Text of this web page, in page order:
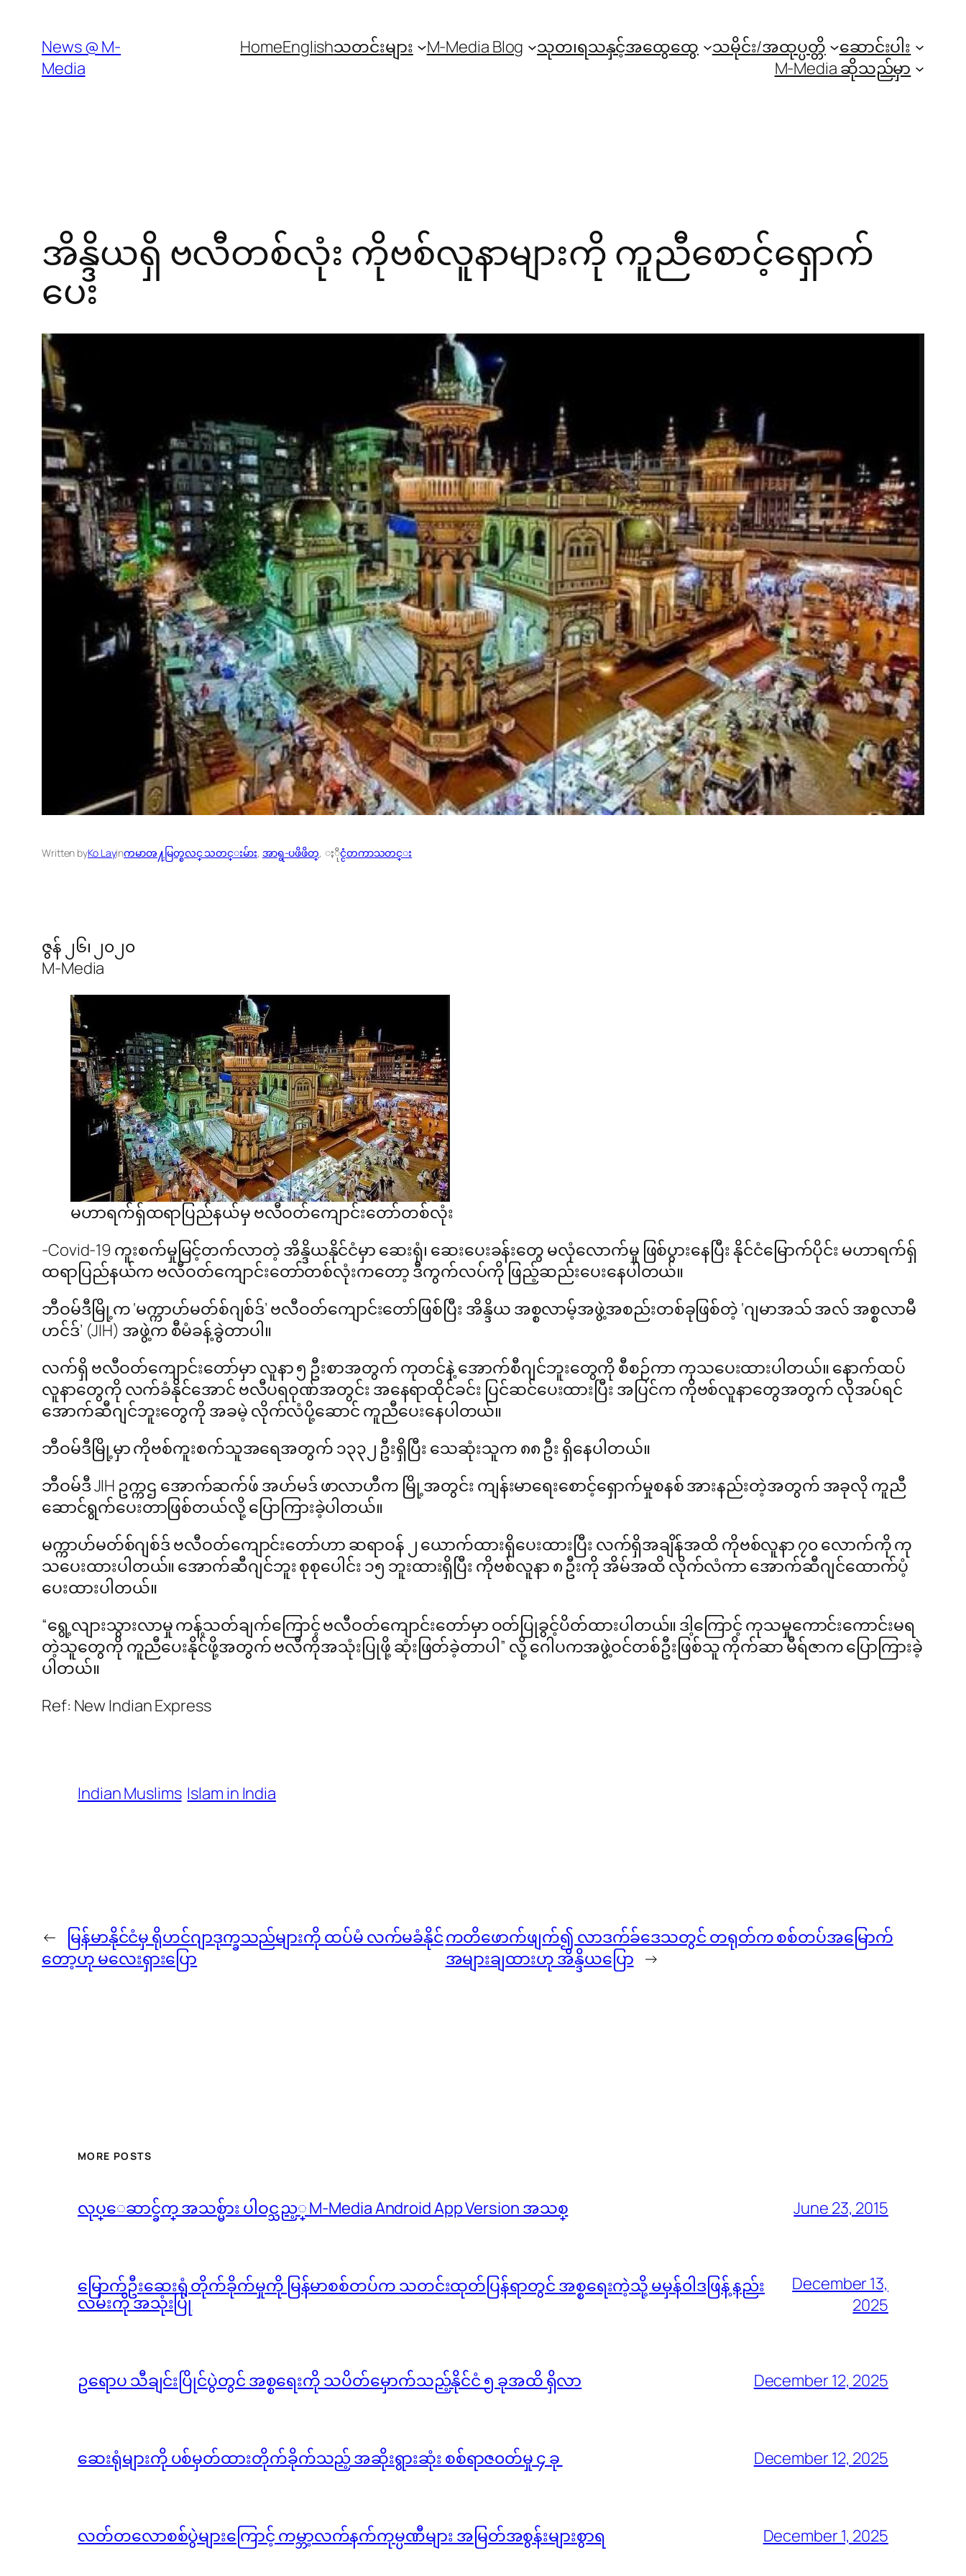
content
News @ M-
Media
HomeEnglishသတင်းများ M-Media Blog သုတ၊ရသနှင့်အထွေထွေ သမိုင်း/အထုပ္ပတ္တိ
ဆောင်းပါး
M-Media ဆိုသည်မှာ
အိန္ဒိယရှိ ဗလီတစ်လုံး ကိုဗစ်လူနာများကို ကူညီစောင့်ရှောက်
ပေး
Written byKo Layinကမာၻ႔မြတ္စလင္ သတင္းမ်ား, အာရွ-ပဖိဖိတ္, ႏိုင္ငံတကာသတင္း
ဇွန် ၂၆၊ ၂၀၂၀
M-Media
မဟာရက်ရှ်ထရာပြည်နယ်မှ ဗလီဝတ်ကျောင်းတော်တစ်လုံး
-Covid-19 ကူးစက်မှုမြင့်တက်လာတဲ့ အိန္ဒိယနိုင်ငံမှာ ဆေးရုံ၊ ဆေးပေးခန်းတွေ မလုံလောက်မှု ဖြစ်ပွားနေပြီး နိုင်ငံမြောက်ပိုင်း မဟာရက်ရှ်
ထရာပြည်နယ်က ဗလီဝတ်ကျောင်းတော်တစ်လုံးကတော့ ဒီကွက်လပ်ကို ဖြည့်ဆည်းပေးနေပါတယ်။
ဘီဝမ်ဒီမြို့က ‘မက္ကာဟ်မတ်စ်ဂျစ်ဒ်’ ဗလီဝတ်ကျောင်းတော်ဖြစ်ပြီး အိန္ဒိယ အစ္စလာမ့်အဖွဲ့အစည်းတစ်ခုဖြစ်တဲ့ ‘ဂျမာအသ် အလ် အစ္စလာမီ
ဟင်ဒ်’ (JIH) အဖွဲ့က စီမံခန့်ခွဲတာပါ။
လက်ရှိ ဗလီဝတ်ကျောင်းတော်မှာ လူနာ ၅ ဦးစာအတွက် ကုတင်နဲ့ အောက်စီဂျင်ဘူးတွေကို စီစဉ်ကာ ကုသပေးထားပါတယ်။ နောက်ထပ်
လူနာတွေကို လက်ခံနိုင်အောင် ဗလီပရဝုဏ်အတွင်း အနေရာထိုင်ခင်း ပြင်ဆင်ပေးထားပြီး အပြင်က ကိုဗစ်လူနာတွေအတွက် လိုအပ်ရင်
အောက်ဆီဂျင်ဘူးတွေကို အခမဲ့ လိုက်လံပို့ဆောင် ကူညီပေးနေပါတယ်။
ဘီဝမ်ဒီမြို့မှာ ကိုဗစ်ကူးစက်သူအရေအတွက် ၁၃၃၂ ဦးရှိပြီး သေဆုံးသူက ၈၈ ဦး ရှိနေပါတယ်။
ဘီဝမ်ဒီ JIH ဥက္ကဌ အောက်ဆက်ဖ် အဟ်မဒ် ဖာလာဟီက မြို့အတွင်း ကျန်းမာရေးစောင့်ရှောက်မှုစနစ် အားနည်းတဲ့အတွက် အခုလို ကူညီ
ဆောင်ရွက်ပေးတာဖြစ်တယ်လို့ ပြောကြားခဲ့ပါတယ်။
မက္ကာဟ်မတ်စ်ဂျစ်ဒ် ဗလီဝတ်ကျောင်းတော်ဟာ ဆရာဝန် ၂ ယောက်ထားရှိပေးထားပြီး လက်ရှိအချိန်အထိ ကိုဗစ်လူနာ ၇၀ လောက်ကို ကု
သပေးထားပါတယ်။ အောက်ဆီဂျင်ဘူး စုစုပေါင်း ၁၅ ဘူးထားရှိပြီး ကိုဗစ်လူနာ ၈ ဦးကို အိမ်အထိ လိုက်လံကာ အောက်ဆီဂျင်ထောက်ပံ့
ပေးထားပါတယ်။
“ရွေ့လျားသွားလာမှု ကန့်သတ်ချက်ကြောင့် ဗလီဝတ်ကျောင်းတော်မှာ ဝတ်ပြုခွင့်ပိတ်ထားပါတယ်။ ဒါ့ကြောင့် ကုသမှုကောင်းကောင်းမရ
တဲ့သူတွေကို ကူညီပေးနိုင်ဖို့အတွက် ဗလီကိုအသုံးပြုဖို့ ဆုံးဖြတ်ခဲ့တာပါ” လို့ ဂေါပကအဖွဲ့ဝင်တစ်ဦးဖြစ်သူ ကိုက်ဆာ မီရ်ဇာက ပြောကြားခဲ့
ပါတယ်။
Ref: New Indian Express
Indian Muslims Islam in India
← မြန်မာနိုင်ငံမှ ရိုဟင်ဂျာဒုက္ခသည်များကို ထပ်မံ လက်မခံနိုင်
တော့ဟု မလေးရှားပြော
ကတိဖောက်ဖျက်၍ လာဒက်ခ်ဒေသတွင် တရုတ်က စစ်တပ်အမြောက်
အများချထားဟု အိန္ဒိယပြော →
MORE POSTS
လုပ္ေဆာင္ခ်က္ အသစ္မ်ား ပါဝင္သည့္ M-Media Android App Version အသစ္ June 23, 2015
မြောက်ဦးဆေးရုံ တိုက်ခိုက်မှုကို မြန်မာစစ်တပ်က သတင်းထုတ်ပြန်ရာတွင် အစ္စရေးကဲ့သို့ မမှန်၀ါဒဖြန့် နည်း
လမ်းကို အသုံးပြု
December 13,
2025
ဥရောပ သီချင်းပြိုင်ပွဲတွင် အစ္စရေးကို သပိတ်မှောက်သည့်နိုင်ငံ ၅ ခုအထိ ရှိလာ December 12, 2025
ဆေးရုံများကို ပစ်မှတ်ထားတိုက်ခိုက်သည့် အဆိုးရွားဆုံး စစ်ရာဇ၀တ်မှု ၄ ခု December 12, 2025
လတ်တလောစစ်ပွဲများကြောင့် ကမ္ဘာ့လက်နက်ကုမ္ပဏီများ အမြတ်အစွန်းများစွာရ December 1, 2025